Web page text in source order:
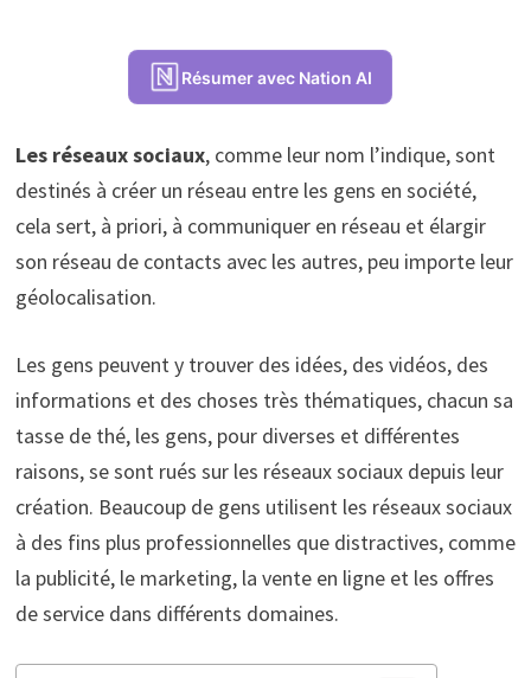
Résumer avec Nation AI
Les réseaux sociaux, comme leur nom l’indique, sont
destinés à créer un réseau entre les gens en société,
cela sert, à priori, à communiquer en réseau et élargir
son réseau de contacts avec les autres, peu importe leur
géolocalisation.
Les gens peuvent y trouver des idées, des vidéos, des
informations et des choses très thématiques, chacun sa
tasse de thé, les gens, pour diverses et différentes
raisons, se sont rués sur les réseaux sociaux depuis leur
création. Beaucoup de gens utilisent les réseaux sociaux
à des fins plus professionnelles que distractives, comme
la publicité, le marketing, la vente en ligne et les offres
de service dans différents domaines.